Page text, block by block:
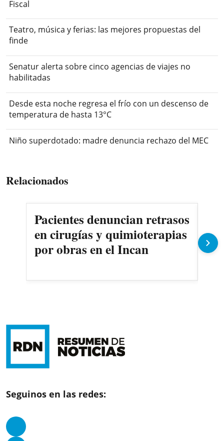
Fiscal
Teatro, música y ferias: las mejores propuestas del
finde
Senatur alerta sobre cinco agencias de viajes no
habilitadas
Desde esta noche regresa el frío con un descenso de
temperatura de hasta 13°C
Niño superdotado: madre denuncia rechazo del MEC
Relacionados
Pacientes denuncian retrasos
en cirugías y quimioterapias
por obras en el Incan
Seguinos en las redes: